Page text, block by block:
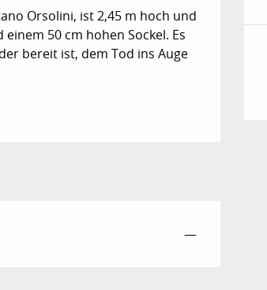
Orsolini, ist 2,45 m hoch und
50 cm hohen Sockel. Es
bereit ist, dem Tod ins Auge
—